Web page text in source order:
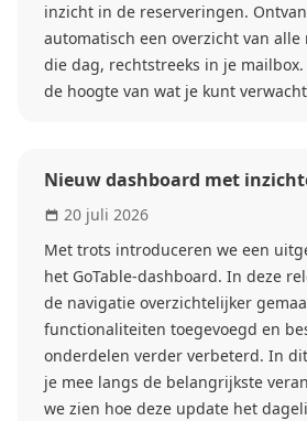
inzicht in de reserveringen.
automatisch een overzicht van
die dag, rechtstreeks in je
de hoogte van wat je kunt
Nieuw dashboard met
20 juli 2026
Met trots introduceren we een
het GoTable-dashboard. In deze
de navigatie overzichtelijker
functionaliteiten toegevoegd en
onderdelen verder verbeterd. In
je mee langs de belangrijkste
we zien hoe deze update het